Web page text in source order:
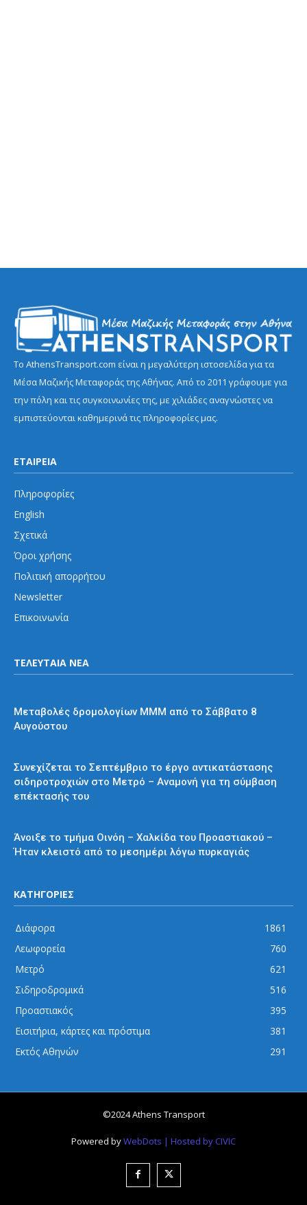
Το AthensTransport.com είναι η μεγαλύτερη ιστοσελίδα για τα
Μέσα Μαζικής Μεταφοράς της Αθήνας. Από το 2011 γράφουμε για
την πόλη και τις συγκοινωνίες της, με χιλιάδες αναγνώστες να
εμπιστεύονται καθημερινά τις πληροφορίες μας.
ΕΤΑΙΡΕΙΑ
Πληροφορίες
English
Σχετικά
Όροι χρήσης
Πολιτική απορρήτου
Newsletter
Επικοινωνία
ΤΕΛΕΥΤΑΙΑ ΝΕΑ
Μεταβολές δρομολογίων ΜΜΜ από το Σάββατο 8
Αυγούστου
Συνεχίζεται το Σεπτέμβριο το έργο αντικατάστασης
σιδηροτροχιών στο Μετρό – Αναμονή για τη σύμβαση
επέκτασής του
Άνοιξε το τμήμα Οινόη – Χαλκίδα του Προαστιακού –
Ήταν κλειστό από το μεσημέρι λόγω πυρκαγιάς
ΚΑΤΗΓΟΡΙΕΣ
Διάφορα
1861
Λεωφορεία
760
Μετρό
621
Σιδηροδρομικά
516
Προαστιακός
395
Εισιτήρια, κάρτες και πρόστιμα
381
Εκτός Αθηνών
291
©2024 Athens Transport
Powered byWebDots | Hosted by CIVIC